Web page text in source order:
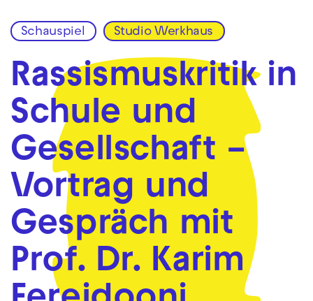
Zur Hauptnavigation springen
Zum Hauptinhalt springen Zum Footer springen
Schauspiel Studio Werkhaus
Rassismuskritik in
Schule und
Gesellschaft –
Vortrag und
Gespräch mit
Prof. Dr. Karim